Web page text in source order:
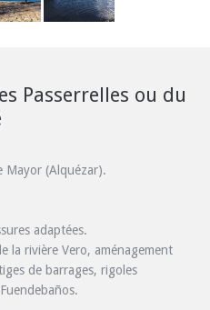
Passerrelles ou du
Mayor (Alquézar).
adaptées.
la rivière Vero, aménagement
de barrages, rigoles